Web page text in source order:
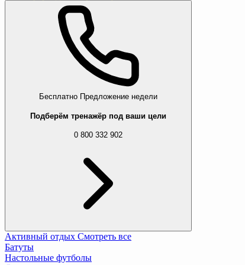
Бесплатно Предложение недели
Подберём тренажёр под ваши цели
0 800 332 902
Активный отдых Смотреть все
Батуты
Настольные футболы